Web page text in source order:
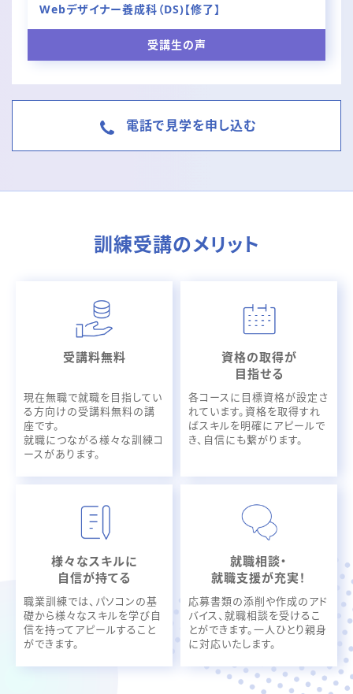
Webデザイナー養成科（DS)【修了】
受講生の声
電話で見学を申し込む
訓練受講のメリット
受講料無料
現在無職で就職を目指してい
る方向けの受講料無料の講
座です。
就職につながる様々な訓練コ
ースがあります。
資格の取得が
目指せる
各コースに目標資格が設定さ
れています。資格を取得すれ
ばスキルを明確にアピールで
き、自信にも繋がります。
様々なスキルに
自信が持てる
職業訓練では、パソコンの基
礎から様々なスキルを学び自
信を持ってアピールすること
ができます。
就職相談・
就職支援が充実！
応募書類の添削や作成のアド
バイス、就職相談を受けるこ
とができます。一人ひとり親身
に対応いたします。